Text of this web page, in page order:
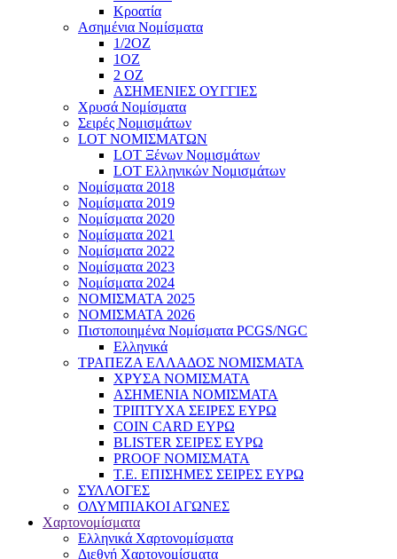
Κροατία
Ασημένια Νομίσματα
1/2ΟΖ
1ΟΖ
2 OZ
ΑΣΗΜΕΝΙΕΣ ΟΥΓΓΙΕΣ
Χρυσά Νομίσματα
Σειρές Νομισμάτων
LOT ΝΟΜΙΣΜΑΤΩΝ
LOT Ξένων Νομισμάτων
LOT Ελληνικών Νομισμάτων
Νομίσματα 2018
Νομίσματα 2019
Νομίσματα 2020
Νομίσματα 2021
Νομίσματα 2022
Νομίσματα 2023
Νομίσματα 2024
ΝΟΜΙΣΜΑΤΑ 2025
ΝΟΜΙΣΜΑΤΑ 2026
Πιστοποιημένα Νομίσματα PCGS/NGC
Ελληνικά
ΤΡΑΠΕΖΑ ΕΛΛΑΔΟΣ ΝΟΜΙΣΜΑΤΑ
ΧΡΥΣΑ ΝΟΜΙΣΜΑΤΑ
ΑΣΗΜΕΝΙΑ ΝΟΜΙΣΜΑΤΑ
ΤΡΙΠΤΥΧΑ ΣΕΙΡΕΣ ΕΥΡΩ
COIN CARD ΕΥΡΩ
BLISTER ΣΕΙΡΕΣ ΕΥΡΩ
PROOF ΝΟΜΙΣΜΑΤΑ
Τ.Ε. ΕΠΙΣΗΜΕΣ ΣΕΙΡΕΣ ΕΥΡΩ
ΣΥΛΛΟΓΕΣ
ΟΛΥΜΠΙΑΚΟΙ ΑΓΩΝΕΣ
Χαρτονομίσματα
Eλληνικά Χαρτονομίσματα
Διεθνή Χαρτονομίσματα